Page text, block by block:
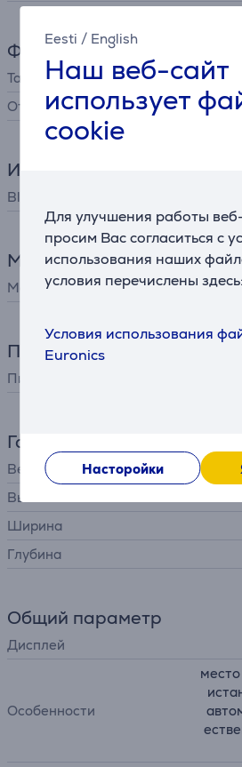
Eesti / English
Наш веб-сайт
использует
cookie
Для улучшения работы
просим Вас согласиться с
использования наших
условия перечислены здесь:
Условия использования
Euronics
Насторойки
Функции
Таймер
Отложенный запуск
Интерфейсы
Bluetooth
Мощность
Мощность
Питание
Питание
Габариты
Вес
Высота
Ширина
Глубина
Общий параметр
Дисплей
Особенности